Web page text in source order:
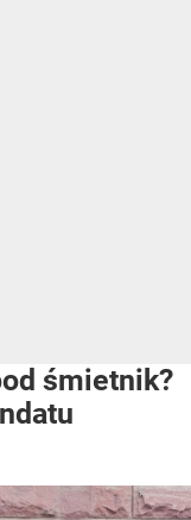
śmietnik?